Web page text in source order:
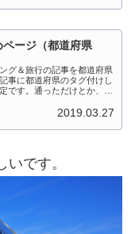
ージ（都道府県
グ＆旅行の記事を都道府県
事に都道府県のタグ付けし
です。通っただけとか、中
登半島とか北陸とか、石
2019.03.27
です。